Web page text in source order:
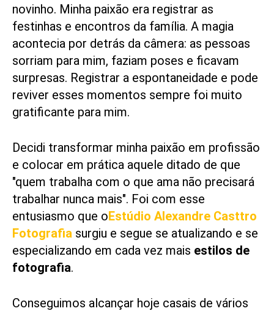
novinho. Minha paixão era registrar as
festinhas e encontros da família. A magia
acontecia por detrás da câmera: as pessoas
sorriam para mim, faziam poses e ficavam
surpresas. Registrar a espontaneidade e pode
reviver esses momentos sempre foi muito
gratificante para mim.
Decidi transformar minha paixão em profissão
e colocar em prática aquele ditado de que
"quem trabalha com o que ama não precisará
trabalhar nunca mais". Foi com esse
entusiasmo que oEstúdio Alexandre Casttro
Fotografia surgiu e segue se atualizando e se
especializando em cada vez mais estilos de
fotografia.
Conseguimos alcançar hoje casais de vários